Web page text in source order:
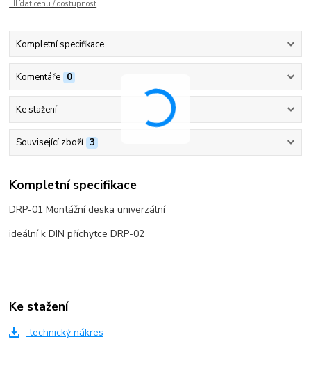
Hlídat cenu / dostupnost
Kompletní specifikace
Komentáře 0
Ke stažení
Související zboží 3
Kompletní specifikace
DRP-01 Montážní deska univerzální
ideální k DIN příchytce DRP-02
Ke stažení
technický nákres